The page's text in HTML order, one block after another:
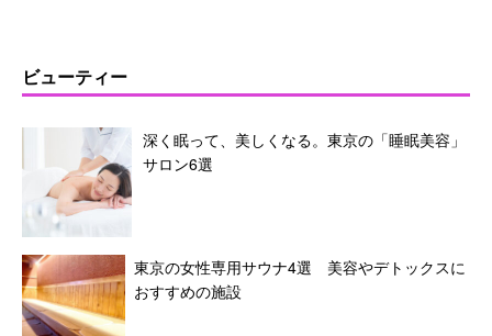
ビューティー
深く眠って、美しくなる。東京の「睡眠美容」
サロン6選
東京の女性専用サウナ4選 美容やデトックスに
おすすめの施設